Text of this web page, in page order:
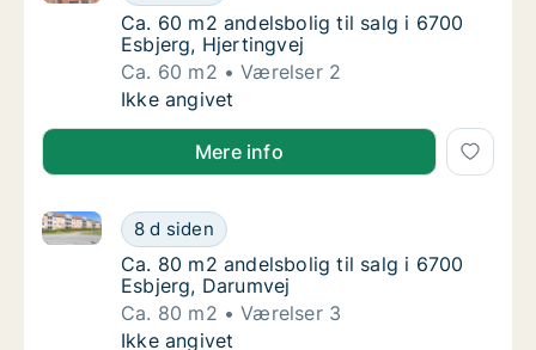
Ca. 60 m2 andelsbolig til salg i 6700
Ca. 60 m2 andelsbolig til salg i 6700
Esbjerg, Hjertingvej
Ca. 60 m2
Værelser 2
Ca. 60 m2 andelsbolig til salg i 6700
Ikke angivet
Mere info
Ca. 80 m2 andelsbolig til salg i 6700
8 d siden
Ca. 80 m2 andelsbolig til salg i 6700 Esbjerg,
Ca. 80 m2 andelsbolig til salg i 6700
Ca. 80 m2 andelsbolig til salg i 6700
Esbjerg, Darumvej
Ca. 80 m2
Værelser 3
Ca. 80 m2 andelsbolig til salg i 6700
Ikke angivet